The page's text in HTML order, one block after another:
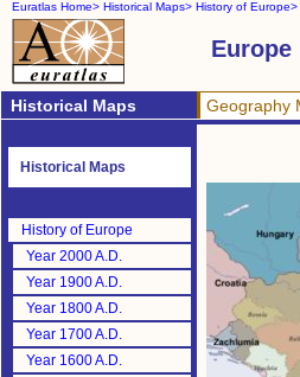
Euratlas Home> Historical Maps> History of Europe>
Europe
Historical Maps Geography
Historical Maps
History of Europe
Year 2000 A.D.
Year 1900 A.D.
Year 1800 A.D.
Year 1700 A.D.
Year 1600 A.D.